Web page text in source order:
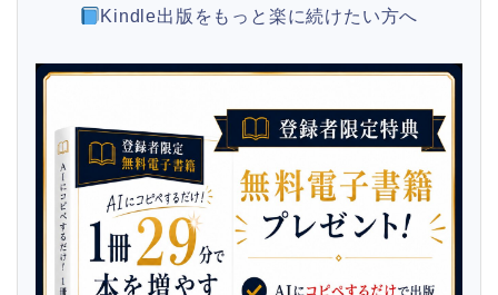
Kindle出版をもっと楽に続けたい方へ